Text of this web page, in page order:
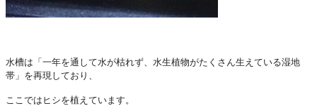
水槽は「一年を通して水が枯れず、 水生植物がたくさん生えている湿地
帯」を再現しており、
ここではヒシを植えています 。